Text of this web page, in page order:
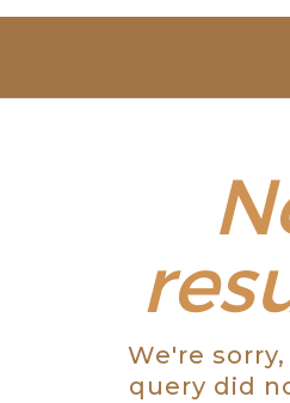
ESTUDAR
NOTÍCIAS
GALERIA
CONTACTOS
We're
query did